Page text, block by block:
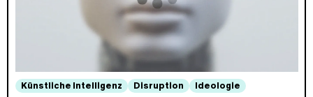
Künstliche Intelligenz Disruption Ideologie